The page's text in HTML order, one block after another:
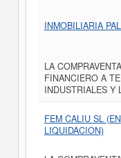
INMOBILIARIA
LA
FINANCIERO A
INDUSTRIALES Y
FEM CALIU SL (EN
LIQUIDACION)